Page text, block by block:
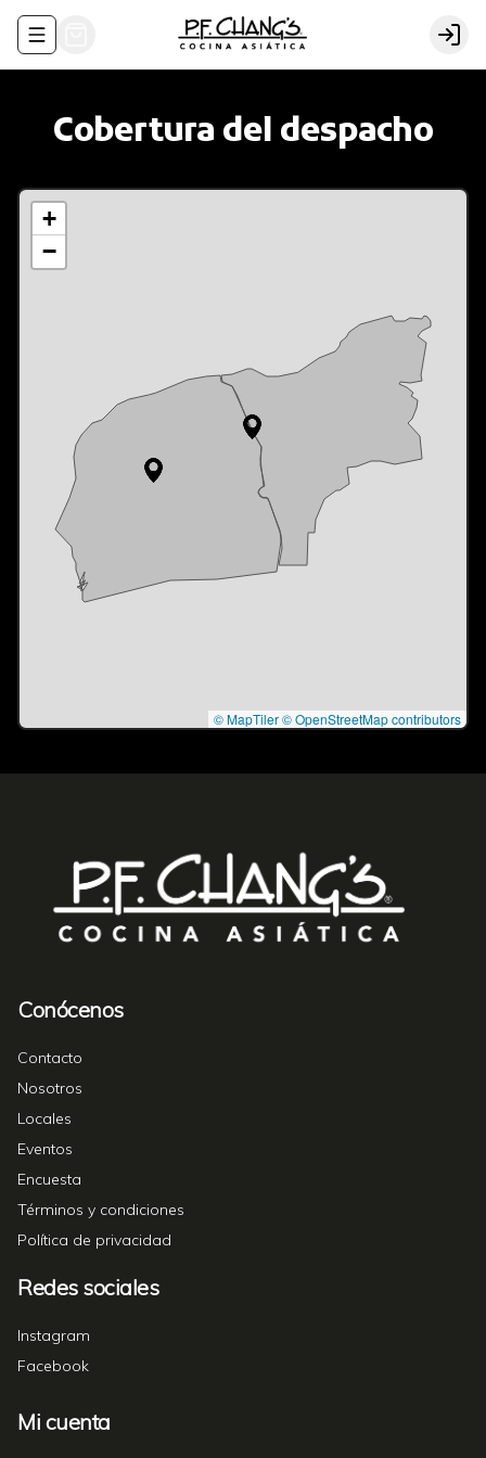
Abrir menu de navegación Login
Cobertura del despacho
+
−
© MapTiler© OpenStreetMap contributors
Conócenos
Contacto
Nosotros
Locales
Eventos
Encuesta
Términos y condiciones
Política de privacidad
Redes sociales
Instagram
Facebook
Mi cuenta